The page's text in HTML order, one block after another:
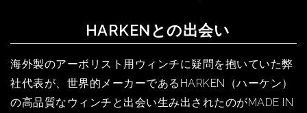
HARKENとの出会い
海外製のアーボリスト用ウィンチに疑問を抱いていた弊
社代表が、世界的メーカーであるHARKEN（ハーケン）
の高品質なウィンチと出会い生み出されたのがMADE IN